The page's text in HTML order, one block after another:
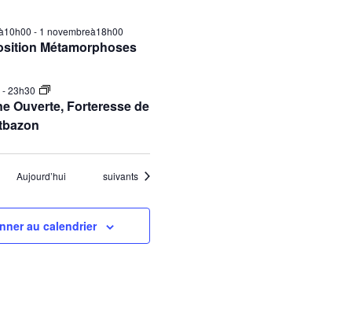
Métamorphoses
- 1 novembreà18h00
Ouverte, Forteresse de
-23h30
Aujourd’hui Évènements
suivants
au calendrier